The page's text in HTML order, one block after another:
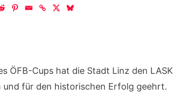
ÖFB-Cups hat die Stadt Linz den LASK
für den historischen Erfolg geehrt.